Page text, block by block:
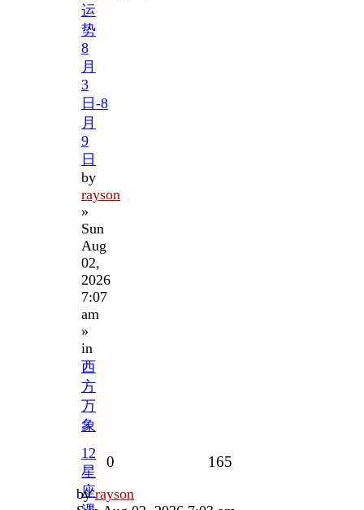
运
势
8
月
3
日-8
月
9
日
by
rayson
»
Sun
Aug
02,
2026
7:07
am
»
in
西
方
万
象
12
星
座
0 165
Last
byrayson